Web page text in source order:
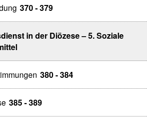
370 - 379
in der Diözese – 5. Soziale
380 - 384
385 - 389